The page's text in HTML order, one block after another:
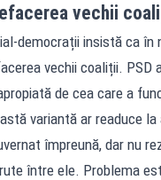
vechii
democrații insistă ca în
vechii coaliții. PSD
de cea care a
variantă ar readuce
împreună, dar nu
între ele. Problema